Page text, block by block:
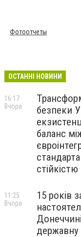
Фотоотчеты
ОСТАННІ НОВИНИ
безпеки
баланс
стійкістю
16:17
Вчора
15 років
державну
11:25
Вчора